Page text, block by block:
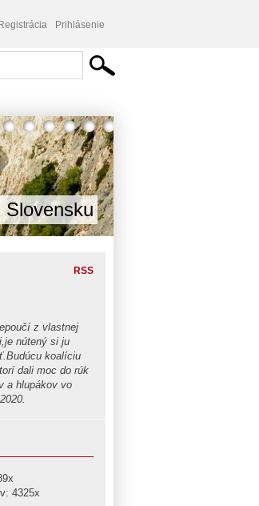
Registrácia Prihlásenie
Slovensku
RSS
z vlastnej
nútený si ju
koalíciu
dali moc do rúk
a hlupákov vo
4325x